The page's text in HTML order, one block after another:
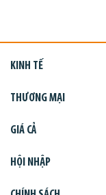
KINH TẾ
THƯƠNG MẠI
GIÁ CẢ
HỘI NHẬP